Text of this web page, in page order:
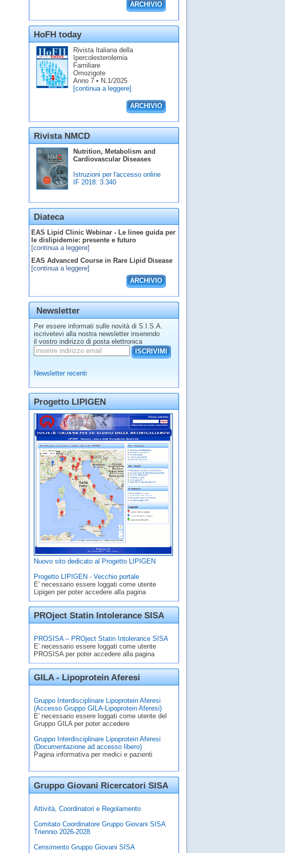
ARCHIVIO
HoFH today
Rivista Italiana della
Ipercolesterolemia
Familiare
Omozigote
Anno 7 • N.1/2025
[continua a leggere]
ARCHIVIO
Rivista NMCD
Nutrition, Metabolism and
Cardiovascular Diseases
Istruzioni per l'accesso online
IF 2018: 3.340
Diateca
EAS Lipid Clinic Webinar - Le linee guida per
le dislipidemie: presente e futuro
[continua a leggere]
EAS Advanced Course in Rare Lipid Disease
[continua a leggere]
ARCHIVIO
Newsletter
Per essere informati sulle novità di S.I.S.A.
iscrivetevi alla nostra newsletter inserendo
il vostro indirizzo di posta elettronica
ISCRIVIMI
Newsletter recenti
Progetto LIPIGEN
Nuovo sito dedicato al Progetto LIPIGEN
Progetto LIPIGEN - Vecchio portale
E' necessario essere loggati come utente
Lipigen per poter accedere alla pagina
PROject Statin Intolerance SISA
PROSISA – PROject Statin Intolerance SISA
E' necessario essere loggati come utente
PROSISA per poter accedere alla pagina
GILA - Lipoprotein Aferesi
Gruppo Interdisciplinare Lipoprotein Aferesi
(Accesso Gruppo GILA-Lipoprotein Aferesi)
E' necessario essere loggati come utente del
Gruppo GILA per poter accedere
Gruppo Interdisciplinare Lipoprotein Aferesi
(Documentazione ad accesso libero)
Pagina informativa per medici e pazienti
Gruppo Giovani Ricercatori SISA
Attività, Coordinatori e Regolamento
Comitato Coordinatore Gruppo Giovani SISA
Triennio 2026-2028
Censimento Gruppo Giovani SISA